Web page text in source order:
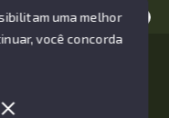
nessa jornada
de Imóveis -
uma melhor
você concorda